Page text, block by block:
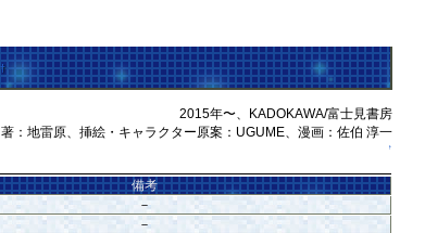
†
2015年〜、KADOKAWA/富士見書房
著：地雷原、挿絵・キャラクター原案：UGUME、漫画：佐伯 淳一
↑
備考
－
－